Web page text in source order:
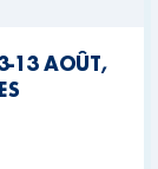
13 AOÛT,